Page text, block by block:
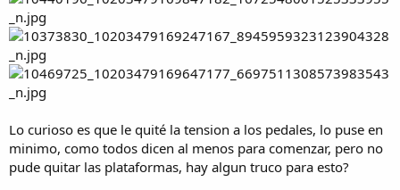
Lo curioso es que le quité la tension a los pedales, lo puse en
minimo, como todos dicen al menos para comenzar, pero no
pude quitar las plataformas, hay algun truco para esto?